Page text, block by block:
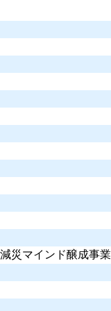
災マインド醸成事業